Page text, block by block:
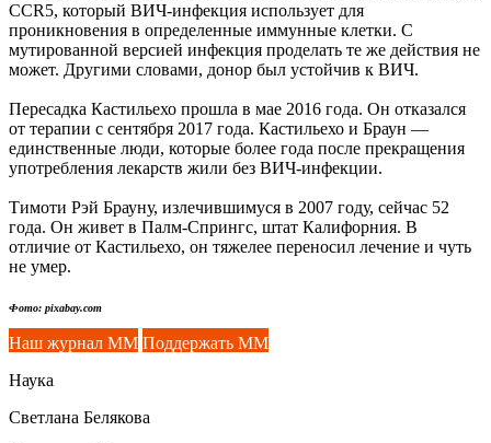
CCR5, который ВИЧ-инфекция использует для
проникновения в определенные иммунные клетки. С
мутированной версией инфекция проделать те же действия не
может. Другими словами, донор был устойчив к ВИЧ.
Пересадка Кастильехо прошла в мае 2016 года. Он отказался
от терапии с сентября 2017 года. Кастильехо и Браун —
единственные люди, которые более года после прекращения
употребления лекарств жили без ВИЧ-инфекции.
Тимоти Рэй Брауну, излечившимуся в 2007 году, сейчас 52
года. Он живет в Палм-Спрингс, штат Калифорния. В
отличие от Кастильехо, он тяжелее переносил лечение и чуть
не умер.
Фото: pixabay.com
Наш журнал ММ Поддержать ММ
Наука
Светлана Белякова